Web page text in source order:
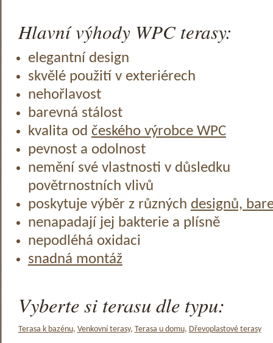
Hlavní výhody WPC terasy:
elegantní design
skvělé použití v exteriérech
nehořlavost
barevná stálost
kvalita od českého výrobce WPC
pevnost a odolnost
nemění své vlastnosti v důsledku
povětrnostních vlivů
poskytuje výběr z různých designů,
nenapadají jej bakterie a plísně
nepodléhá oxidaci
snadná montáž
Vyberte si terasu dle typu:
Terasa k bazénu, Venkovní terasy, Terasa u domu, Dřevoplastové terasy